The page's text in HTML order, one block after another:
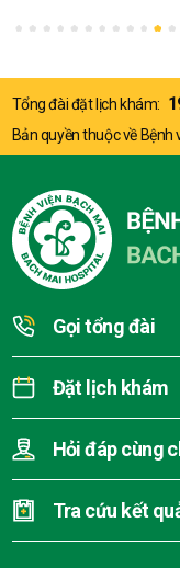
Tổng đài đặt lịch khám:
Bản quyền thuộc về
Gọi tổng đài
Đặt lịch khám
Hỏi đáp cùng
Tra cứu kết